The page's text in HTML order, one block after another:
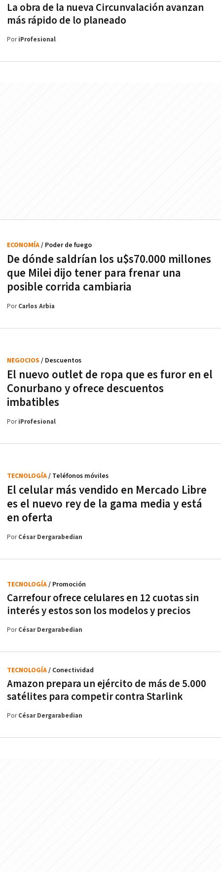
La obra de la nueva Circunvalación avanzan
más rápido de lo planeado
PoriProfesional
De dónde saldrían los u$s70.000 millones
que Milei dijo tener para frenar una
posible corrida cambiaria
ECONOMÍA/ Poder de fuego
PorCarlos Arbia
El nuevo outlet de ropa que es furor en el
Conurbano y ofrece descuentos
imbatibles
NEGOCIOS / Descuentos
PoriProfesional
El celular más vendido en Mercado Libre
es el nuevo rey de la gama media y está
en oferta
TECNOLOGÍA/ Teléfonos móviles
PorCésar Dergarabedian
Carrefour ofrece celulares en 12 cuotas sin
interés y estos son los modelos y precios
TECNOLOGÍA/ Promoción
PorCésar Dergarabedian
Amazon prepara un ejército de más de 5.000
satélites para competir contra Starlink
TECNOLOGÍA/ Conectividad
PorCésar Dergarabedian